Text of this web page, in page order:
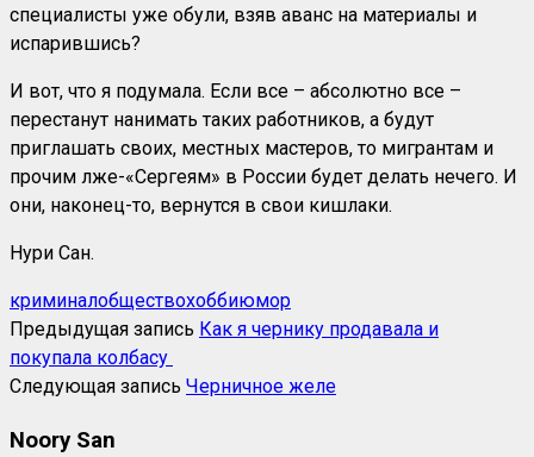
специалисты уже обули, взяв аванс на материалы и
испарившись?
И вот, что я подумала. Если все – абсолютно все –
перестанут нанимать таких работников, а будут
приглашать своих, местных мастеров, то мигрантам и
прочим лже-«Сергеям» в России будет делать нечего. И
они, наконец-то, вернутся в свои кишлаки.
Нури Сан.
криминалобществохоббиюмор
Предыдущая запись Как я чернику продавала и
покупала колбасу
Следующая запись Черничное желе
Noory San